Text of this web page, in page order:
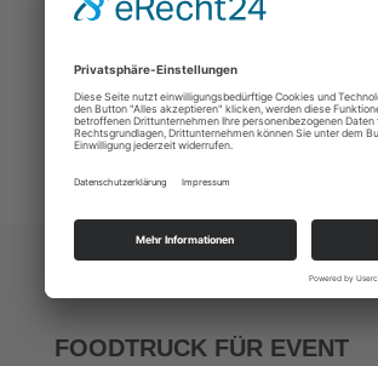
FOODTRUCK FÜR EVENT